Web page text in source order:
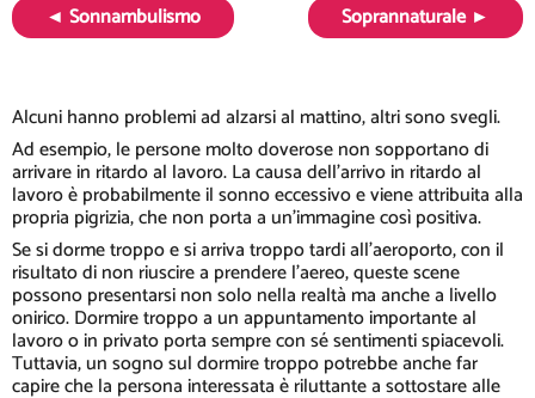
◄ Sonnambulismo
Soprannaturale ►
Alcuni hanno problemi ad alzarsi al mattino, altri sono svegli.
Ad esempio, le persone molto doverose non sopportano di
arrivare in ritardo al lavoro. La causa dell'arrivo in ritardo al
lavoro è probabilmente il sonno eccessivo e viene attribuita alla
propria pigrizia, che non porta a un'immagine così positiva.
Se si dorme troppo e si arriva troppo tardi all'aeroporto, con il
risultato di non riuscire a prendere l'aereo, queste scene
possono presentarsi non solo nella realtà ma anche a livello
onirico. Dormire troppo a un appuntamento importante al
lavoro o in privato porta sempre con sé sentimenti spiacevoli.
Tuttavia, un sogno sul dormire troppo potrebbe anche far
capire che la persona interessata è riluttante a sottostare alle